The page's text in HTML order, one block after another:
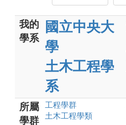
我的
學系
國立中央大
學
土木工程學
系
所屬
學群
工程學群
土木工程學類